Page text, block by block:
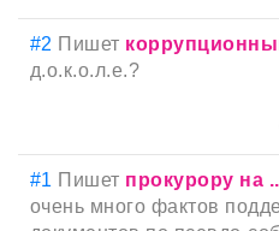
#2 Пишет
д.о.к.о.л.е.?
#1 Пишет прокурору на
очень много фактов